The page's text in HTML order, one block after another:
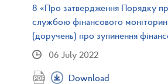
8 «Про затвердження Порядку
службою фінансового
(доручень) про зупинення
06 July 2022
Download